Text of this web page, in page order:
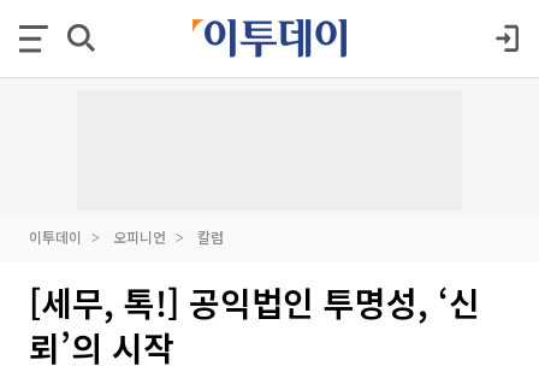
이투데이 오피니언 칼럼
[세무, 톡!] 공익법인 투명성, ‘신
뢰’의 시작